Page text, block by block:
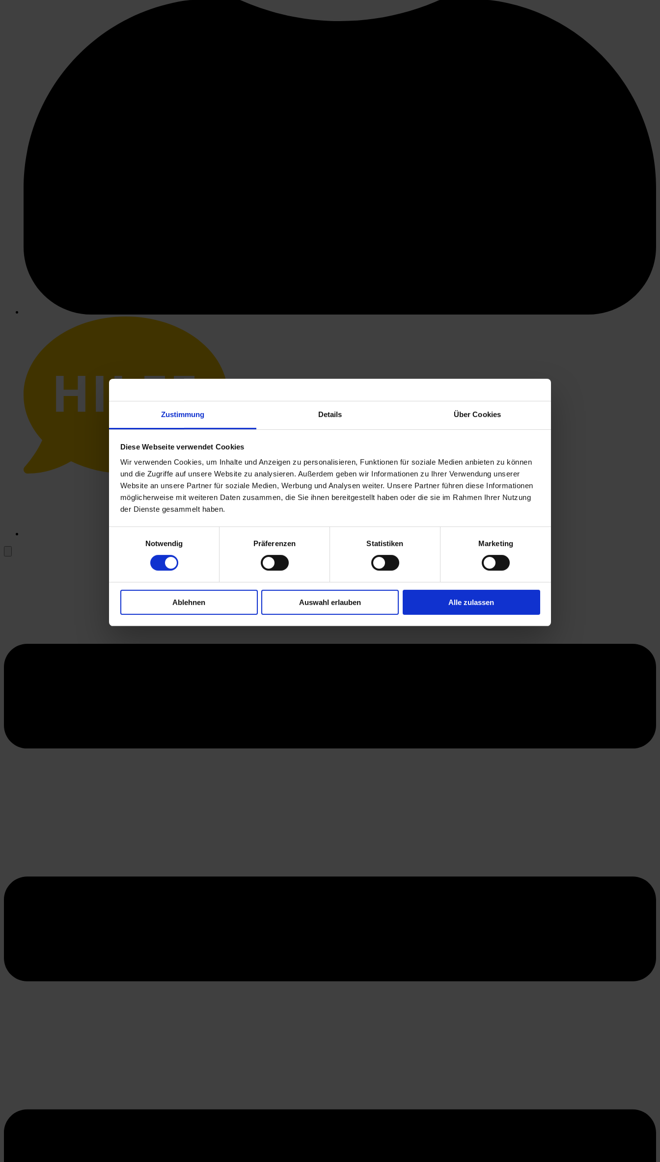
Zustimmung Details Über Cookies
Diese Webseite verwendet Cookies
Wir verwenden Cookies, um Inhalte und Anzeigen zu personalisieren, Funktionen für soziale Medien anbieten zu können
und die Zugriffe auf unsere Website zu analysieren. Außerdem geben wir Informationen zu Ihrer Verwendung unserer
Website an unsere Partner für soziale Medien, Werbung und Analysen weiter. Unsere Partner führen diese Informationen
möglicherweise mit weiteren Daten zusammen, die Sie ihnen bereitgestellt haben oder die sie im Rahmen Ihrer Nutzung
der Dienste gesammelt haben.
Notwendig
Präferenzen Statistiken Marketing
Ablehnen Auswahl erlauben Alle zulassen
HILFE